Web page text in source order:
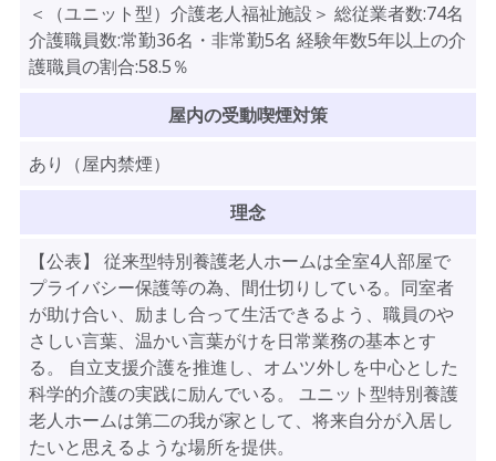
＜（ユニット型）介護老人福祉施設＞ 総従業者数:74名
介護職員数:常勤36名・非常勤5名 経験年数5年以上の介
護職員の割合:58.5％
屋内の受動喫煙対策
あり（屋内禁煙）
理念
【公表】 従来型特別養護老人ホームは全室4人部屋で
プライバシー保護等の為、間仕切りしている。同室者
が助け合い、励まし合って生活できるよう、職員のや
さしい言葉、温かい言葉がけを日常業務の基本とす
る。 自立支援介護を推進し、オムツ外しを中心とした
科学的介護の実践に励んでいる。 ユニット型特別養護
老人ホームは第二の我が家として、将来自分が入居し
たいと思えるような場所を提供。